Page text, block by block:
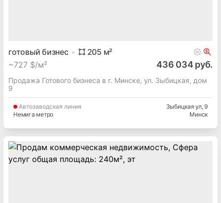
Минскийр-н
обл.
Партизанский
Минск